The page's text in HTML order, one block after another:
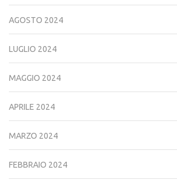
AGOSTO 2024
LUGLIO 2024
MAGGIO 2024
APRILE 2024
MARZO 2024
FEBBRAIO 2024